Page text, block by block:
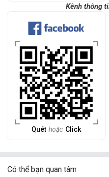
Kênh thông
Quét hoặc Click
Có thể bạn quan tâm